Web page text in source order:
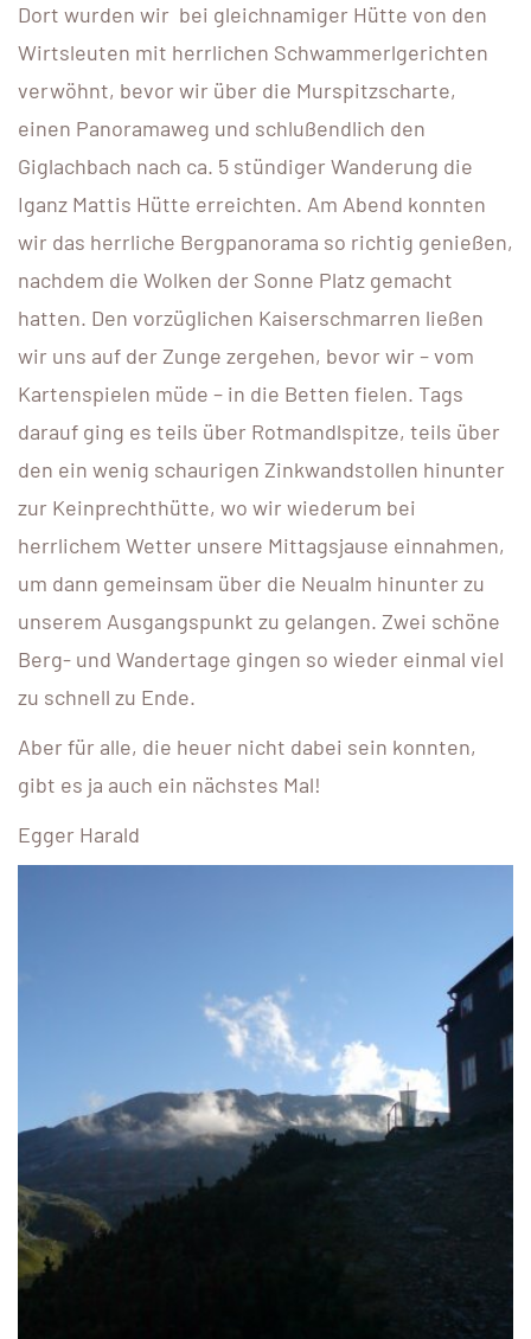
Dort wurden wir bei gleichnamiger Hütte von den
Wirtsleuten mit herrlichen Schwammerlgerichten
verwöhnt, bevor wir über die Murspitzscharte,
einen Panoramaweg und schlußendlich den
Giglachbach nach ca. 5 stündiger Wanderung die
Iganz Mattis Hütte erreichten. Am Abend konnten
wir das herrliche Bergpanorama so richtig genießen,
nachdem die Wolken der Sonne Platz gemacht
hatten. Den vorzüglichen Kaiserschmarren ließen
wir uns auf der Zunge zergehen, bevor wir – vom
Kartenspielen müde – in die Betten fielen. Tags
darauf ging es teils über Rotmandlspitze, teils über
den ein wenig schaurigen Zinkwandstollen hinunter
zur Keinprechthütte, wo wir wiederum bei
herrlichem Wetter unsere Mittagsjause einnahmen,
um dann gemeinsam über die Neualm hinunter zu
unserem Ausgangspunkt zu gelangen. Zwei schöne
Berg- und Wandertage gingen so wieder einmal viel
zu schnell zu Ende.
Aber für alle, die heuer nicht dabei sein konnten,
gibt es ja auch ein nächstes Mal!
Egger Harald